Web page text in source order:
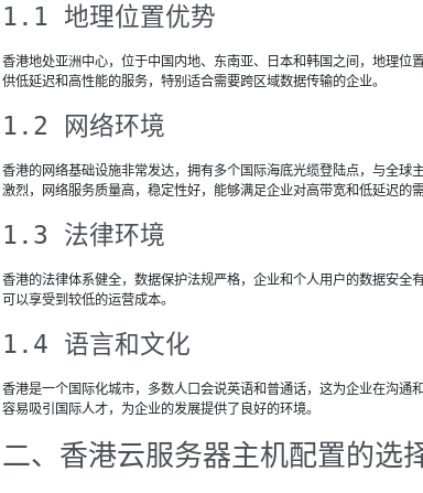
1.1 地理位置优势
香港地处亚洲中心，位于中国内地、东南亚、日本和韩国之间，地理位
供低延迟和高性能的服务，特别适合需要跨区域数据传输的企业。
1.2 网络环境
香港的网络基础设施非常发达，拥有多个国际海底光缆登陆点，与全球
激烈，网络服务质量高，稳定性好，能够满足企业对高带宽和低延迟的需
1.3 法律环境
香港的法律体系健全，数据保护法规严格，企业和个人用户的数据安全
可以享受到较低的运营成本。
1.4 语言和文化
香港是一个国际化城市，多数人口会说英语和普通话，这为企业在沟通
容易吸引国际人才，为企业的发展提供了良好的环境。
二、香港云服务器主机配置的选